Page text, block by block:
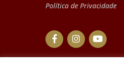
Política de Privacidade